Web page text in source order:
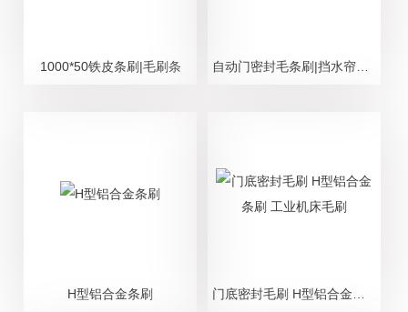
1000*50铁皮条刷|毛刷条 自动门密封毛条刷|挡水帘条刷|密封条刷
H型铝合金条刷 门底密封毛刷 H型铝合金条刷 工业机床毛刷